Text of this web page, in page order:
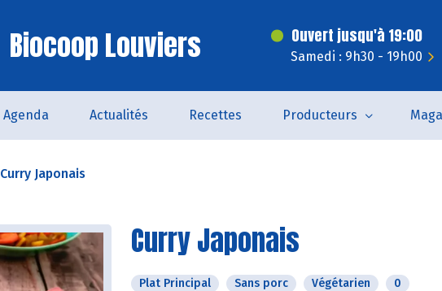
Biocoop Louviers Ouvert jusqu'à 19:00
Samedi : 9h30 - 19h00
Agenda Actualités Recettes Producteurs
Curry Japonais
Curry Japonais
Plat Principal Sans porc Végétarien 0